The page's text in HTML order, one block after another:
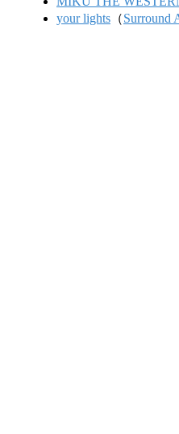
your lights （Surround